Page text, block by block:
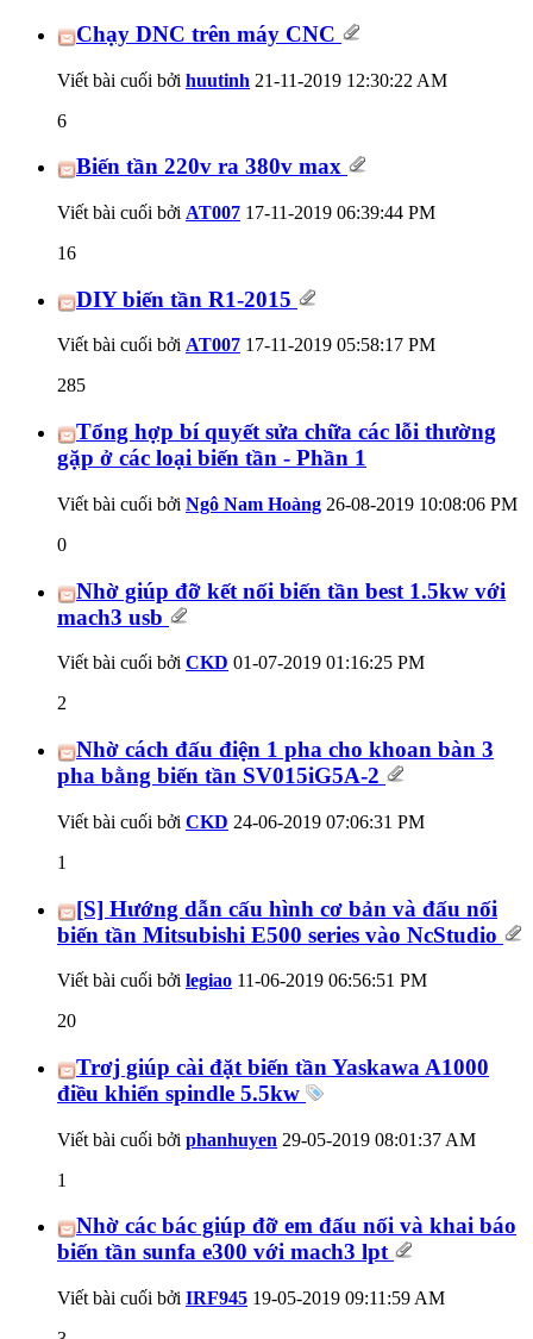
Chạy DNC trên máy CNC
Viết bài cuối bởi huutinh 21-11-2019 12:30:22 AM
6
Biến tần 220v ra 380v max
Viết bài cuối bởi AT007 17-11-2019 06:39:44 PM
16
DIY biến tần R1-2015
Viết bài cuối bởi AT007 17-11-2019 05:58:17 PM
285
Tổng hợp bí quyết sửa chữa các lỗi thường
gặp ở các loại biến tần - Phần 1
Viết bài cuối bởi Ngô Nam Hoàng 26-08-2019 10:08:06 PM
0
Nhờ giúp đỡ kết nối biến tần best 1.5kw với
mach3 usb
Viết bài cuối bởi CKD 01-07-2019 01:16:25 PM
2
Nhờ cách đấu điện 1 pha cho khoan bàn 3
pha bằng biến tần SV015iG5A-2
Viết bài cuối bởi CKD 24-06-2019 07:06:31 PM
1
[S] Hướng dẫn cấu hình cơ bản và đấu nối
biến tần Mitsubishi E500 series vào NcStudio
Viết bài cuối bởi legiao 11-06-2019 06:56:51 PM
20
Trơj giúp cài đặt biến tần Yaskawa A1000
điều khiển spindle 5.5kw
Viết bài cuối bởi phanhuyen 29-05-2019 08:01:37 AM
1
Nhờ các bác giúp đỡ em đấu nối và khai báo
biến tần sunfa e300 với mach3 lpt
Viết bài cuối bởi IRF945 19-05-2019 09:11:59 AM